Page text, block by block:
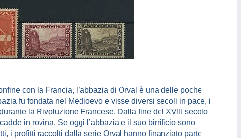
con la Francia, l’abbazia di Orval è una delle poche
fu fondata nel Medioevo e visse diversi secoli in pace, i
la Rivoluzione Francese. Dalla fine del XVIII secolo
in rovina. Se oggi l’abbazia e il suo birrificio sono
i profitti raccolti dalla serie Orval hanno finanziato parte